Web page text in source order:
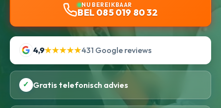
NU BEREIKBAAR
BEL 085 019 80 32
4,9★★★★★431 Google reviews
✓ Gratis telefonisch advies